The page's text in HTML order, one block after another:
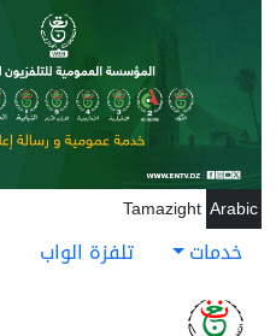
إلى المحتوى الرئيسي
Arabic
Tamazight
خدمات تلفزة الواب